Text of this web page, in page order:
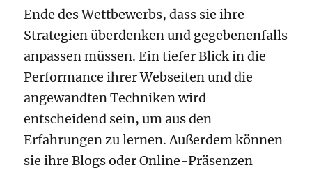
Ende des Wettbewerbs, dass sie ihre
Strategien überdenken und gegebenenfalls
anpassen müssen. Ein tiefer Blick in die
Performance ihrer Webseiten und die
angewandten Techniken wird
entscheidend sein, um aus den
Erfahrungen zu lernen. Außerdem können
sie ihre Blogs oder Online-Präsenzen